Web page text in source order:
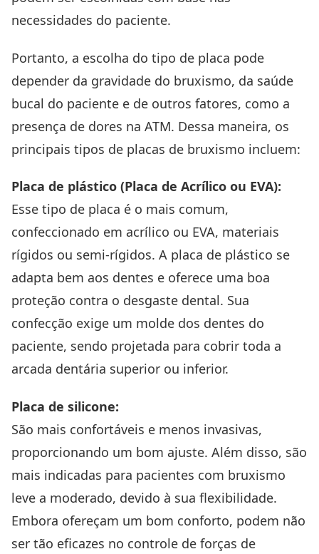
necessidades do paciente.
Portanto, a escolha do tipo de placa pode
depender da gravidade do bruxismo, da saúde
bucal do paciente e de outros fatores, como a
presença de dores na ATM. Dessa maneira, os
principais tipos de placas de bruxismo incluem:
Placa de plástico (Placa de Acrílico ou EVA):
Esse tipo de placa é o mais comum,
confeccionado em acrílico ou EVA, materiais
rígidos ou semi-rígidos. A placa de plástico se
adapta bem aos dentes e oferece uma boa
proteção contra o desgaste dental. Sua
confecção exige um molde dos dentes do
paciente, sendo projetada para cobrir toda a
arcada dentária superior ou inferior.
Placa de silicone:
São mais confortáveis e menos invasivas,
proporcionando um bom ajuste. Além disso, são
mais indicadas para pacientes com bruxismo
leve a moderado, devido à sua flexibilidade.
Embora ofereçam um bom conforto, podem não
ser tão eficazes no controle de forças de